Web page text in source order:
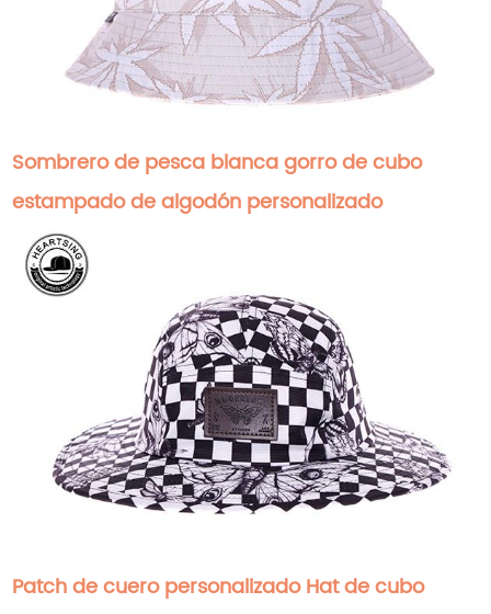
Sombrero de pesca blanca gorro de cubo
estampado de algodón personalizado
Patch de cuero personalizado Hat de cubo